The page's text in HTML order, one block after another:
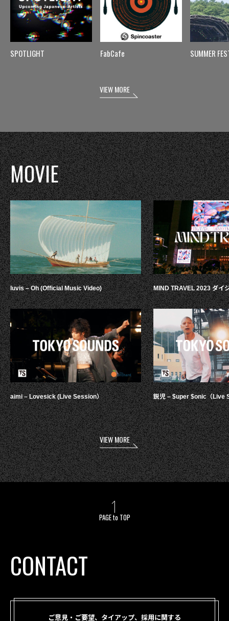
SPOTLIGHT FabCafe SUMMER
VIEW MORE
MOVIE
luvis – Oh (Official Music Video)
aimi – Lovesick (Live Session）
MIND TRAVEL 2023 ダイ
鋭児 – $uper $onic（Live
VIEW MORE
PAGE to TOP
CONTACT
ご意見・ご要望、タイアップ、採用に関する